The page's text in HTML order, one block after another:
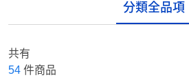
分類全品項
共有
54 件商品